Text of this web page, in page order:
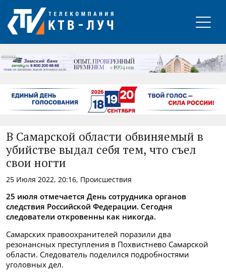
РЕКЛАМА
В Самарской области обвиняемый в
убийстве выдал себя тем, что съел
свои ногти
25 Июля 2022, 20:16, Происшествия
25 июля отмечается День сотрудника органов
следствия Российской Федерации. Сегодня
следователи откровенны как никогда.
Самарских правоохранителей поразили два
резонансных преступления в Похвистнево Самарской
области. Следователь поделился подробностями
уголовных дел.